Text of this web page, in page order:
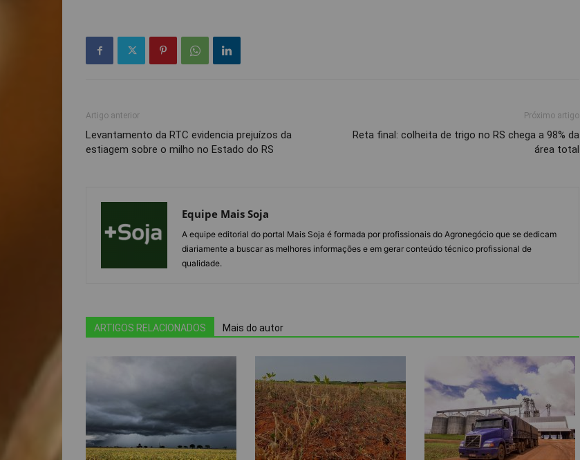
Artigo anterior
Levantamento da RTC evidencia prejuízos da
estiagem sobre o milho no Estado do RS
Próximo artigo
Reta final: colheita de trigo no RS chega a 98% da
área total
Equipe Mais Soja
A equipe editorial do portal Mais Soja é formada por profissionais do Agronegócio que se dedicam
diariamente a buscar as melhores informações e em gerar conteúdo técnico profissional de
qualidade.
ARTIGOS RELACIONADOS Mais do autor